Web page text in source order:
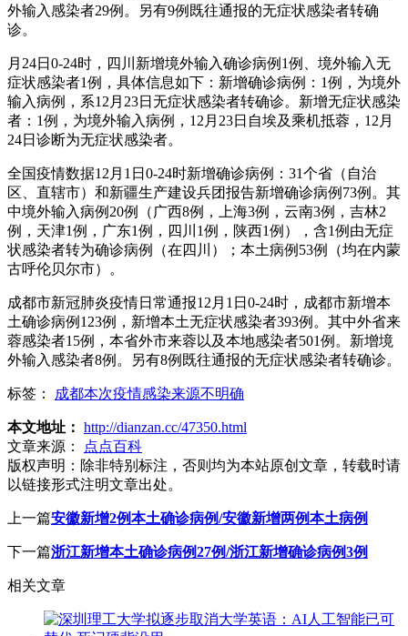
外输入感染者29例。另有9例既往通报的无症状感染者转确
诊。
月24日0-24时，四川新增境外输入确诊病例1例、境外输入无
症状感染者1例，具体信息如下：新增确诊病例：1例，为境外
输入病例，系12月23日无症状感染者转确诊。新增无症状感染
者：1例，为境外输入病例，12月23日自埃及乘机抵蓉，12月
24日诊断为无症状感染者。
全国疫情数据12月1日0-24时新增确诊病例：31个省（自治
区、直辖市）和新疆生产建设兵团报告新增确诊病例73例。其
中境外输入病例20例（广西8例，上海3例，云南3例，吉林2
例，天津1例，广东1例，四川1例，陕西1例），含1例由无症
状感染者转为确诊病例（在四川）；本土病例53例（均在内蒙
古呼伦贝尔市）。
成都市新冠肺炎疫情日常通报12月1日0-24时，成都市新增本
土确诊病例123例，新增本土无症状感染者393例。其中外省来
蓉感染者15例，本省外市来蓉以及本地感染者501例。新增境
外输入感染者8例。另有8例既往通报的无症状感染者转确诊。
标签： 成都本次疫情感染来源不明确
本文地址： http://dianzan.cc/47350.html
文章来源：
点点百科
版权声明： 除非特别标注，否则均为本站原创文章，转载时请
以链接形式注明文章出处。
上一篇安徽新增2例本土确诊病例/安徽新增两例本土病例
下一篇浙江新增本土确诊病例27例/浙江新增确诊病例3例
相关文章